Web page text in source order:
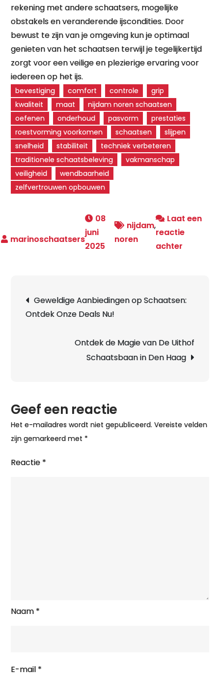
rekening met andere schaatsers, mogelijke
obstakels en veranderende ijscondities. Door
bewust te zijn van je omgeving kun je optimaal
genieten van het schaatsen terwijl je tegelijkertijd
zorgt voor een veilige en plezierige ervaring voor
iedereen op het ijs.
bevestiging comfort controle
grip
kwaliteit
maat
nijdam noren schaatsen
oefenen
onderhoud pasvorm
prestaties
roestvorming voorkomen
schaatsen
slijpen
snelheid
stabiliteit
techniek verbeteren
traditionele schaatsbeleving
vakmanschap
veiligheid
wendbaarheid
zelfvertrouwen opbouwen
08
juni
2025
nijdam,
noren
Laat een
reactie
achter
van
op
Geweldige Aanbiedingen op Schaatsen:
Ontdek Onze Deals Nu!
Ontdek de Magie van De Uithof
Schaatsbaan in Den Haag
Geef een reactie
Het e-mailadres wordt niet gepubliceerd. Vereiste velden
zijn gemarkeerd met *
Reactie *
Naam *
E-mail *